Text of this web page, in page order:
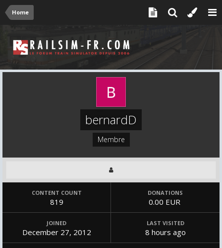
Home
bernardD
Membre
CONTENT COUNT
819
DONATIONS
0.00 EUR
JOINED
December 27, 2012
LAST VISITED
8 hours ago